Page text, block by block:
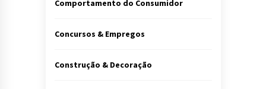
Comportamento do Consumidor
Concursos & Empregos
Construção & Decoração